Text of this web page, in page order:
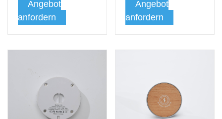
Angebot
anfordern
Angebot
anfordern